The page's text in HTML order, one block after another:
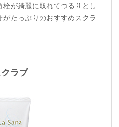
が綺麗に取れてつるりとし
たっぷりのおすすめスクラ
ラブ